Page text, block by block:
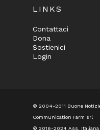
LINKS
Contattaci
Dona
Sostienici
Login
© 2004-2011 Buone
Communication Farm srl
© 2016-2024 Ass. Italiana